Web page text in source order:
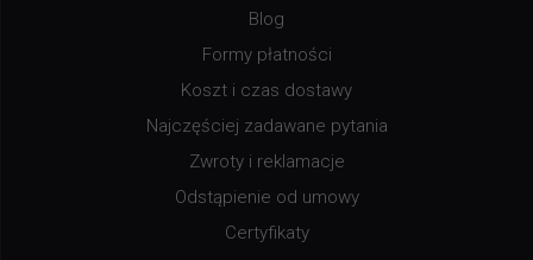
Blog
Formy płatności
Koszt i czas dostawy
Najczęściej zadawane pytania
Zwroty i reklamacje
Odstąpienie od umowy
Certyfikaty